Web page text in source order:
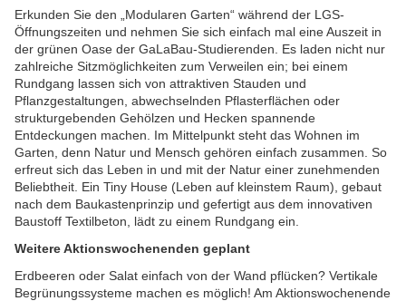
Erkunden Sie den „Modularen Garten“ während der LGS-
Öffnungszeiten und nehmen Sie sich einfach mal eine Auszeit in
der grünen Oase der GaLaBau-Studierenden. Es laden nicht nur
zahlreiche Sitzmöglichkeiten zum Verweilen ein; bei einem
Rundgang lassen sich von attraktiven Stauden und
Pflanzgestaltungen, abwechselnden Pflasterflächen oder
strukturgebenden Gehölzen und Hecken spannende
Entdeckungen machen. Im Mittelpunkt steht das Wohnen im
Garten, denn Natur und Mensch gehören einfach zusammen. So
erfreut sich das Leben in und mit der Natur einer zunehmenden
Beliebtheit. Ein Tiny House (Leben auf kleinstem Raum), gebaut
nach dem Baukastenprinzip und gefertigt aus dem innovativen
Baustoff Textilbeton, lädt zu einem Rundgang ein.
Weitere Aktionswochenenden geplant
Erdbeeren oder Salat einfach von der Wand pflücken? Vertikale
Begrünungssysteme machen es möglich! Am Aktionswochenende